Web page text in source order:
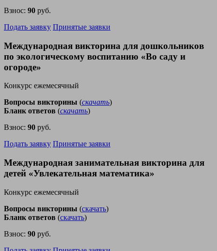
Взнос: 90 руб.
Подать заявку Принятые заявки
Международная викторина для дошкольников
по экологическому воспитанию «Во саду и
огороде»
Конкурс ежемесячный
Вопросы викторины (скачать)
Бланк ответов (скачать)
Взнос: 90 руб.
Подать заявку Принятые заявки
Международная занимательная викторина для
детей «Увлекательная математика»
Конкурс ежемесячный
Вопросы викторины (скачать)
Бланк ответов (скачать)
Взнос: 90 руб.